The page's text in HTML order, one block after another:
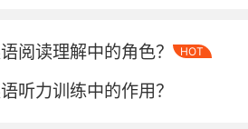
的迭代升级体现复习的深化
案到补充解题思路，再到添
个版本更新都是认知层次的
教育实验室追踪研究发现，
阅读理解中的角色？ HOT
听力训练中的作用？